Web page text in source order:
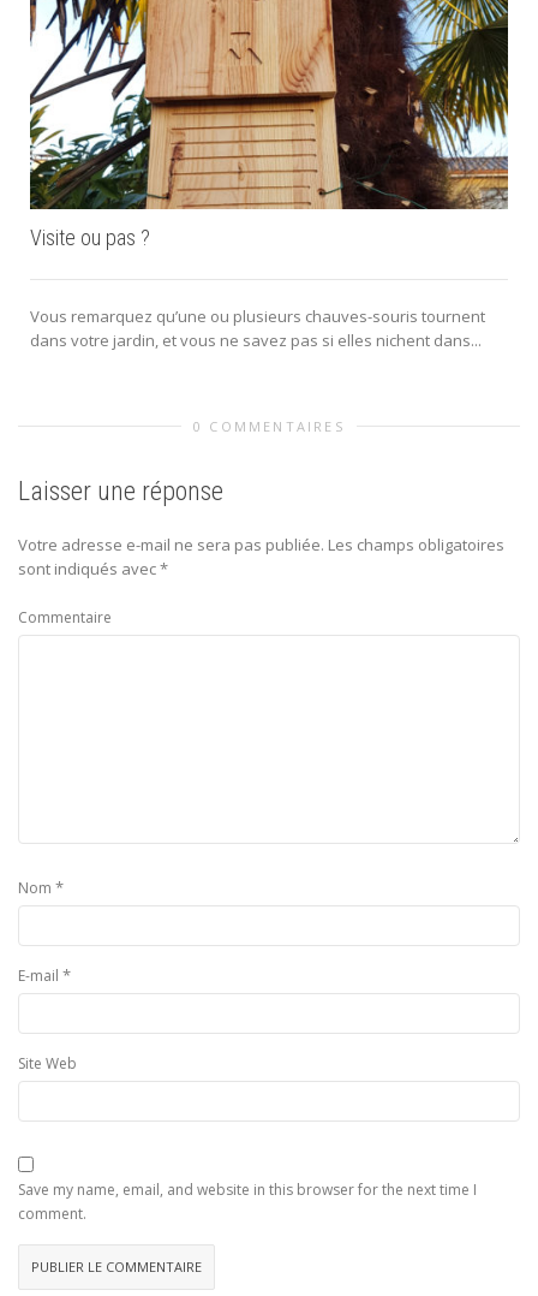
Visite ou pas ?
Vous remarquez qu’une ou plusieurs chauves-souris tournent
dans votre jardin, et vous ne savez pas si elles nichent dans...
0 COMMENTAIRES
Laisser une réponse
Votre adresse e-mail ne sera pas publiée. Les champs obligatoires
sont indiqués avec*
Commentaire
Nom *
E-mail *
Site Web
Save my name, email, and website in this browser for the next time I
comment.